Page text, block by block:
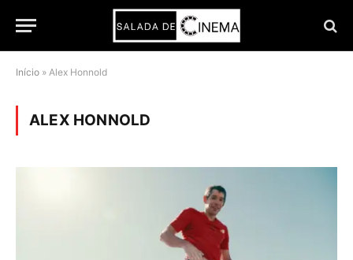
Início » Alex Honnold
ALEX HONNOLD